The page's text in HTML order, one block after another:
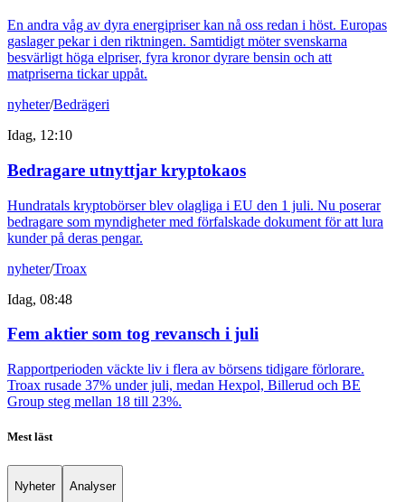
En andra våg av dyra energipriser kan nå oss redan i höst. Europas
gaslager pekar i den riktningen. Samtidigt möter svenskarna
besvärligt höga elpriser, fyra kronor dyrare bensin och att
matpriserna tickar uppåt.
nyheter/Bedrägeri
Idag, 12:10
Bedragare utnyttjar kryptokaos
Hundratals kryptobörser blev olagliga i EU den 1 juli. Nu poserar
bedragare som myndigheter med förfalskade dokument för att lura
kunder på deras pengar.
nyheter/Troax
Idag, 08:48
Fem aktier som tog revansch i juli
Rapportperioden väckte liv i flera av börsens tidigare förlorare.
Troax rusade 37% under juli, medan Hexpol, Billerud och BE
Group steg mellan 18 till 23%.
Mest läst
Nyheter Analyser